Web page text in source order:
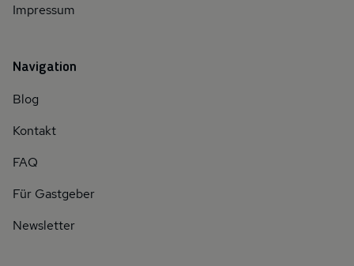
Impressum
Navigation
Blog
Kontakt
FAQ
Für Gastgeber
Newsletter